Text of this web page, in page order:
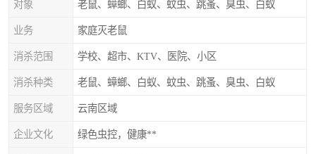
对象 老鼠、蟑螂、白蚁、蚊虫、跳蚤、臭虫、白蚁
业务 家庭灭老鼠
消杀范围 学校、超市、KTV、医院、小区
消杀种类 老鼠、蟑螂、白蚁、蚊虫、跳蚤、臭虫、白蚁
服务区域 云南区域
企业文化 绿色虫控，健康**